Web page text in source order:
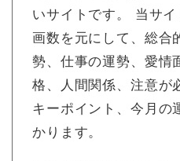
いサイトです。
当サ
画数を元にして、総合
勢、仕事の運勢、愛情
格、人間関係、注意が
キーポイント、今月の
かります。